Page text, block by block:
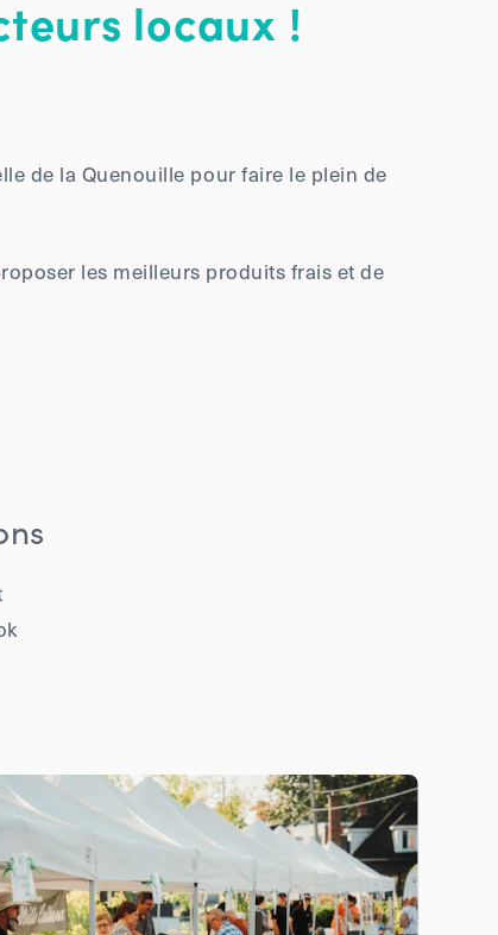
locaux !
de la Quenouille pour faire le plein de
les meilleurs produits frais et de